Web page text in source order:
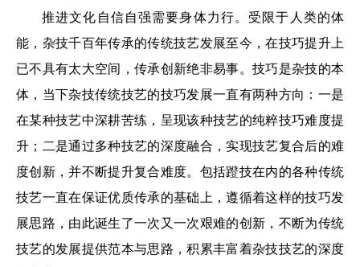
推进文化自信自强需要身体力行。受限于人类的体
能，杂技千百年传承的传统技艺发展至今，在技巧提升上
已不具有太大空间，传承创新绝非易事。技巧是杂技的本
体，当下杂技传统技艺的技巧发展一直有两种方向：一是
在某种技艺中深耕苦练，呈现该种技艺的纯粹技巧难度提
升；二是通过多种技艺的深度融合，实现技艺复合后的难
度创新，并不断提升复合难度。包括蹬技在内的各种传统
技艺一直在保证优质传承的基础上，遵循着这样的技巧发
展思路，由此诞生了一次又一次艰难的创新，不断为传统
技艺的发展提供范本与思路，积累丰富着杂技技艺的深度